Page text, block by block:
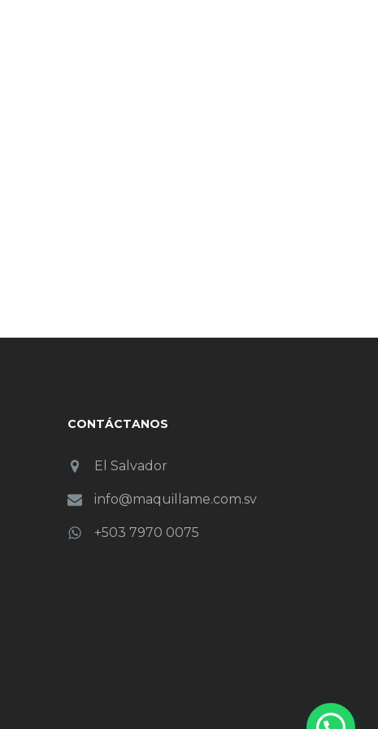
CONTÁCTANOS
El Salvador
info@maquillame.com.sv
+503 7970 0075